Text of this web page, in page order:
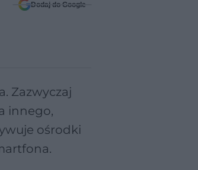
Dodaj do Google
Zazwyczaj
innego,
ośrodki